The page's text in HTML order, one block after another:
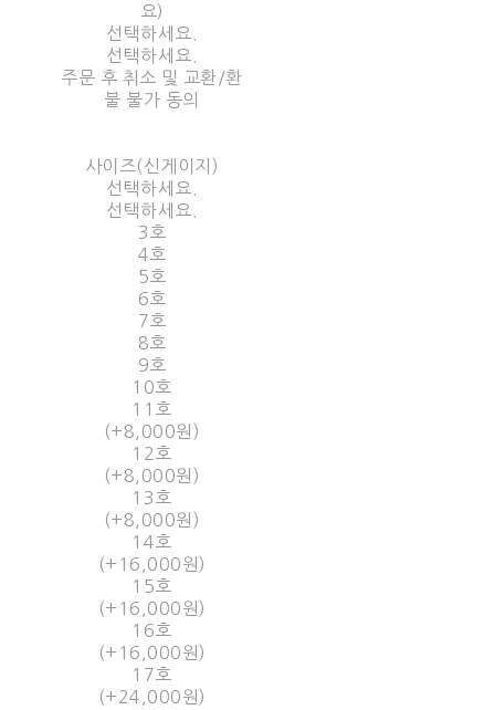
요)
선택하세요.
선택하세요.
주문 후 취소 및 교환/환
불 불가 동의
사이즈(신게이지)
선택하세요.
선택하세요.
3호
4호
5호
6호
7호
8호
9호
10호
11호
(+8,000원)
12호
(+8,000원)
13호
(+8,000원)
14호
(+16,000원)
15호
(+16,000원)
16호
(+16,000원)
17호
(+24,000원)